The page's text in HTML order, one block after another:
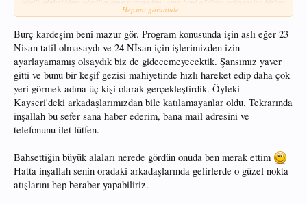
kiloluk alalardan tutmuşlardı resimleri vardı ellerinde.
Kendileri doğayı avlakları daha iyi bildiklerinden nokta atışı olta atıyorlardı
Mümkün olursa müsait olursam sizin içinde sorun olmazsa bir dahaki
gelişinizde bende sizlere katılmak isterim
Bu sayede geniş katılımlı bir
organizasyon yapmış oluruz!
Ayrıca iç sularda balık avlayabilmek için ADB almamıza yada benzer bir belgeye
ihtiyacımız varmı?
Bu gittiğim yerlerde orman devriyesi daha önceden arkadaşlarımı durdurup
söylüyor arkadaşlar. Görevliler tırıvırı yada burdaki ismi ile mırmır atanları
uyarmak yerine normal olta balıkçılığı yapanları engellemeye çalışmış maalesef
Hepsini görüntüle...
Burç kardeşim beni mazur gör. Program konusunda işin aslı eğer 23
Nisan tatil olmasaydı ve 24 Nİsan için işlerimizden izin
ayarlayamamış olsaydık biz de gidecemeyecektik. Şansımız yaver
gitti ve bunu bir keşif gezisi mahiyetinde hızlı hareket edip daha çok
yeri görmek adına üç kişi olarak gerçekleştirdik. Öyleki
Kayseri'deki arkadaşlarımızdan bile katılamayanlar oldu. Tekrarında
inşallah bu sefer sana haber ederim, bana mail adresini ve
telefonunu ilet lütfen.
Bahsettiğin büyük alaları nerede gördün onuda ben merak ettim
Hatta inşallah senin oradaki arkadaşlarında gelirlerde o güzel nokta
atışlarını hep beraber yapabiliriz.